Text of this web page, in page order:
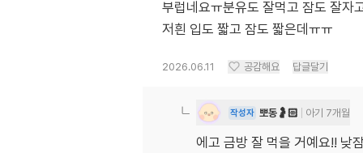
부럽네요ㅠ분유도 잘먹고 잠도 잘자
저흰 입도 짧고 잠도 짧은데ㅠㅠ
2026.06.11 공감해요 답글달기
작성자 뽀동🤰🏻 아기 7개월
에고 금방 잘 먹을 거예요!! 낮